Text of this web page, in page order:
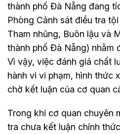
thành phố Đà Nẵng đang
Phòng Cảnh sát điều tra
Tham nhũng, Buôn lậu và
thành phố Đà Nẵng) nhằm
Vì vậy, việc đánh giá chất
hành vi vi phạm, hình thức
chờ kết luận của cơ quan
Trong khi cơ quan chuyên
tra chưa kết luận chính